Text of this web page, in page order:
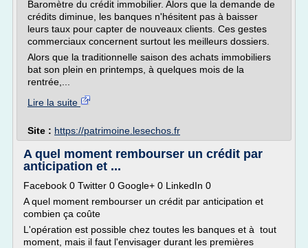
Baromètre du crédit immobilier. Alors que la demande de
crédits diminue, les banques n'hésitent pas à baisser
leurs taux pour capter de nouveaux clients. Ces gestes
commerciaux concernent surtout les meilleurs dossiers.
Alors que la traditionnelle saison des achats immobiliers
bat son plein en printemps, à quelques mois de la
rentrée,...
Lire la suite
Site : https://patrimoine.lesechos.fr
A quel moment rembourser un crédit par
anticipation et ...
Facebook 0 Twitter 0 Google+ 0 LinkedIn 0
A quel moment rembourser un crédit par anticipation et
combien ça coûte
L'opération est possible chez toutes les banques et à tout
moment, mais il faut l'envisager durant les premières